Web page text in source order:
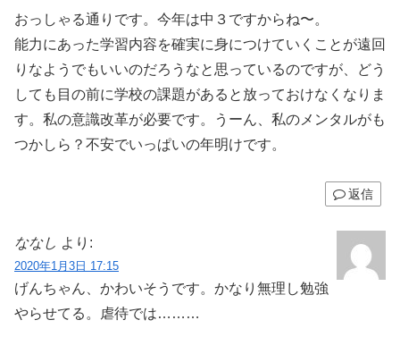
おっしゃる通りです。今年は中３ですからね〜。
能力にあった学習内容を確実に身につけていくことが遠回
りなようでもいいのだろうなと思っているのですが、どう
しても目の前に学校の課題があると放っておけなくなりま
す。私の意識改革が必要です。うーん、私のメンタルがも
つかしら？不安でいっぱいの年明けです。
返信
ななし より:
2020年1月3日 17:15
げんちゃん、かわいそうです。かなり無理し勉強
やらせてる。虐待では………